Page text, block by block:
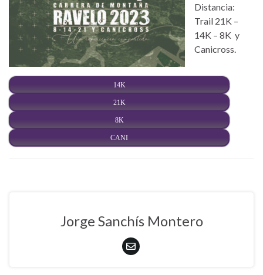
Distancia:
Trail 21K –
14K – 8K y
Canicross.
14K
21K
8K
CANI
Jorge Sanchís Montero